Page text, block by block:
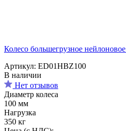
Колесо большегрузное
Артикул: ED01HBZ100
В наличии
Нет отзывов
Диаметр колеса
100 мм
Нагрузка
350 кг